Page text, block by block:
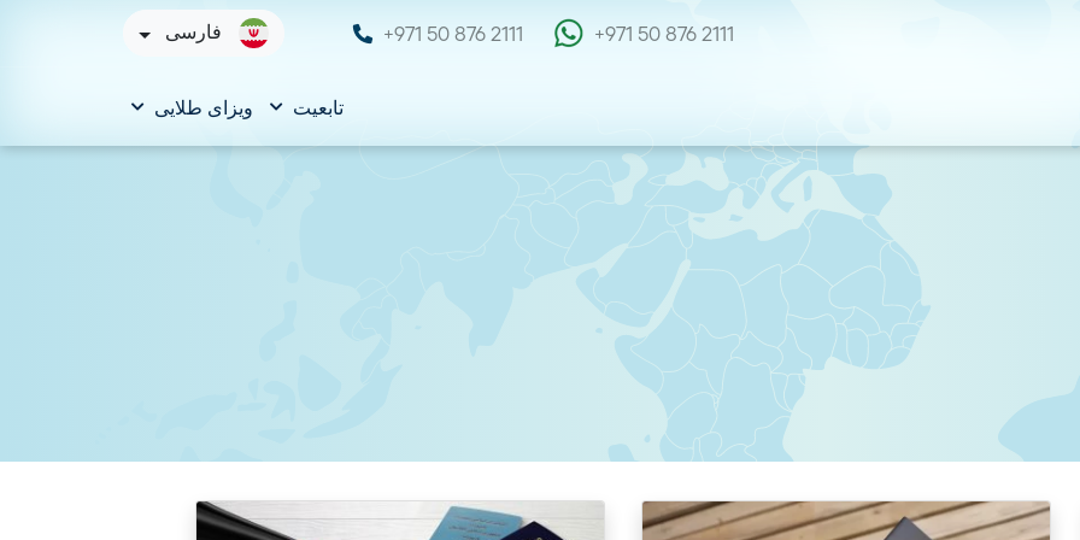
+971 50 876 2111
+971 50 876 2111 فارسی
تابعیت ویزای طلایی